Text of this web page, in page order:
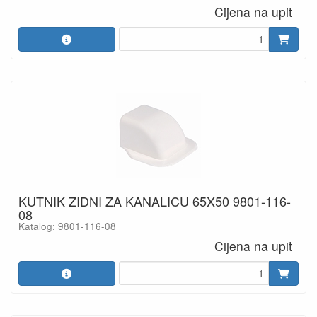
Cijena na upit
KUTNIK ZIDNI ZA KANALICU 65X50 9801-116-
08
Katalog: 9801-116-08
Cijena na upit